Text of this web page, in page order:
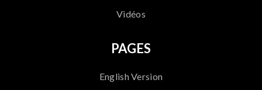
Vidéos
PAGES
English Version